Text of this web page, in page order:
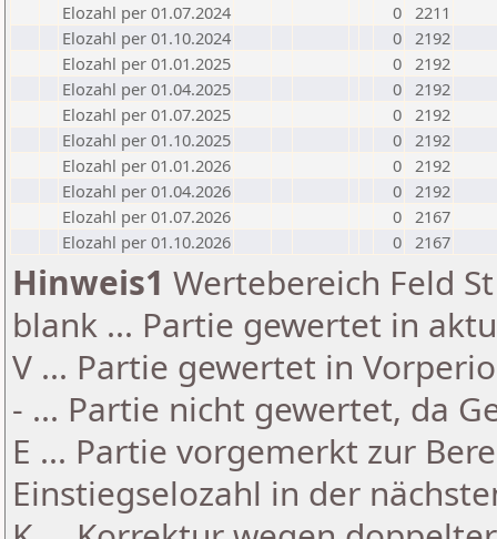
Elozahl per 01.07.2024
0 2211
Elozahl per 01.10.2024
0 2192
Elozahl per 01.01.2025
0 2192
Elozahl per 01.04.2025
0 2192
Elozahl per 01.07.2025
0 2192
Elozahl per 01.10.2025
0 2192
Elozahl per 01.01.2026
0 2192
Elozahl per 01.04.2026
0 2192
Elozahl per 01.07.2026
0 2167
Elozahl per 01.10.2026
0 2167
Hinweis1 Wertebereich Feld
blank ... Partie gewertet in
V ... Partie gewertet in
- ... Partie nicht gewertet, da
E ... Partie vorgemerkt zur
Einstiegselozahl in der